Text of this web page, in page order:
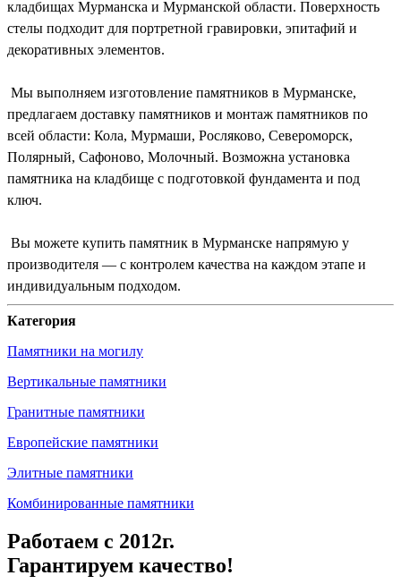
кладбищах Мурманска и Мурманской области. Поверхность
стелы подходит для портретной гравировки, эпитафий и
декоративных элементов.
Мы выполняем изготовление памятников в Мурманске,
предлагаем доставку памятников и монтаж памятников по
всей области: Кола, Мурмаши, Росляково, Североморск,
Полярный, Сафоново, Молочный. Возможна установка
памятника на кладбище с подготовкой фундамента и под
ключ.
Вы можете купить памятник в Мурманске напрямую у
производителя — с контролем качества на каждом этапе и
индивидуальным подходом.
Категория
Памятники на могилу
Вертикальные памятники
Гранитные памятники
Европейские памятники
Элитные памятники
Комбинированные памятники
Работаем с 2012г.
Гарантируем качество!